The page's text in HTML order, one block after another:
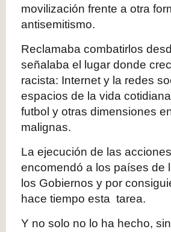
movilización frente a otra
antisemitismo.
Reclamaba combatirlos
señalaba el lugar donde
racista: Internet y la redes
espacios de la vida
futbol y otras dimensiones
malignas.
La ejecución de las
encomendó a los países de
los Gobiernos y por
hace tiempo esta tarea.
Y no solo no lo ha hecho,